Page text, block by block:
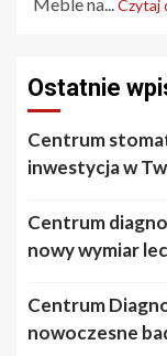
Czytaj
Ostatnie
Centrum
inwestycja w
Centrum
nowy wymiar
Centrum
nowoczesne